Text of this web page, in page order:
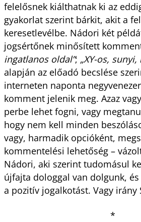
felelősnek kiálthatnak ki az
gyakorlat szerint bárkit, akit a
keresetlevélbe. Nádori két
jogsértőnek minősített
ingatlanos oldal”; „XY-os, sunyi,
alapján az előadó becslése
interneten naponta
komment jelenik meg. Azaz
perbe lehet fogni, vagy
hogy nem kell minden
vagy, harmadik opcióként,
kommentelési lehetőség –
Nádori, aki szerint tudomásul
újfajta dologgal van dolgunk,
a pozitív jogalkotást. Vagy irány
*